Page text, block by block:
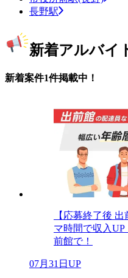
長野駅
新着アルバイ
新着案件1件掲載中！
【応募終了後
マ時間で収入
前館で！
07月31日UP